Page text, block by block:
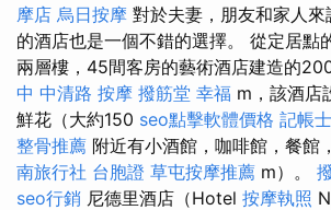
摩店 烏日按摩 對於夫妻，朋友和家人
的酒店也是一個不錯的選擇。 從定居點
兩層樓，45間客房的藝術酒店建造的
中 中清路 按摩 撥筋堂 幸福 m，該酒店
鮮花（大約150 seo點擊軟體價格 記帳
整骨推薦 附近有小酒館，咖啡館，餐館
南旅行社 台胞證 草屯按摩推薦 m）。
seo行銷 尼德里酒店（Hotel 按摩執照